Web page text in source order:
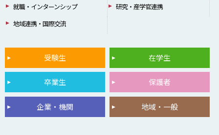
就職・インターンシップ
研究・産学官連携
地域連携・国際交流
受験生 在学生
卒業生 保護者
企業・機関 地域・一般